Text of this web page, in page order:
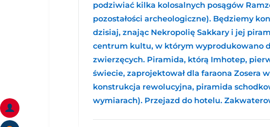
podziwiać kilka kolosalnych posągów
pozostałości archeologiczne). Będziemy
dzisiaj, znając Nekropolię Sakkary i jej
centrum kultu, w którym wyprodukowano
zwierzęcych. Piramida, którą Imhotep,
świecie, zaprojektował dla faraona Zosera
konstrukcja rewolucyjna, piramida
wymiarach). Przejazd do hotelu.